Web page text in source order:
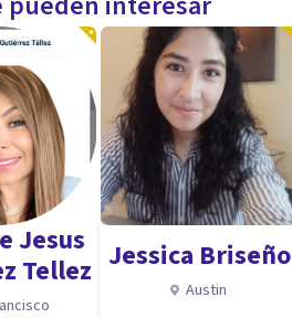
Jesus
Tellez Jessica Briseño
Austin